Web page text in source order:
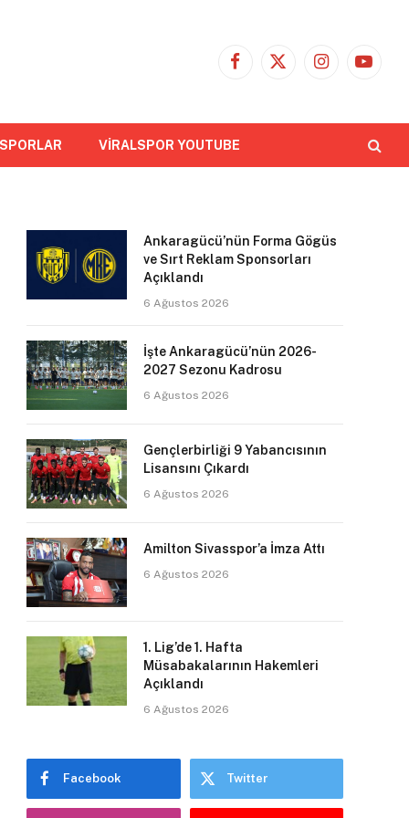
Facebook
X
Instagram
VİRALSPOR YOUTUBE
Ankaragücü’nün Forma Gögüs
ve Sırt Reklam Sponsorları
Açıklandı
6 Ağustos 2026
İşte Ankaragücü’nün 2026-
2027 Sezonu Kadrosu
6 Ağustos 2026
Gençlerbirliği 9 Yabancısının
Lisansını Çıkardı
6 Ağustos 2026
Amilton Sivasspor’a İmza Attı
6 Ağustos 2026
1. Lig’de 1. Hafta
Müsabakalarının Hakemleri
Açıklandı
6 Ağustos 2026
Facebook Twitter